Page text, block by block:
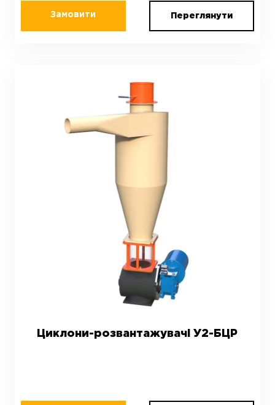
Замовити Переглянути
Циклони-розвантажувачі У2-БЦР